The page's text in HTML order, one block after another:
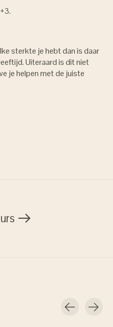
sterkte je hebt dan is daar
Uiteraard is dit niet
je helpen met de juiste